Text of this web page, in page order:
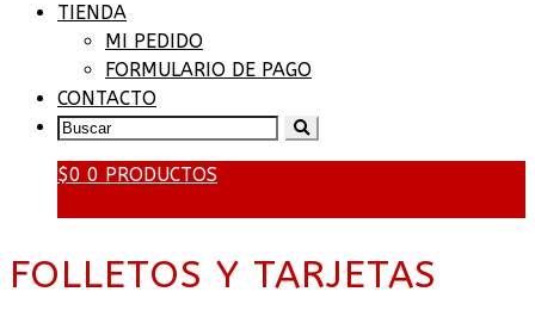
TIENDA
MI PEDIDO
FORMULARIO DE PAGO
CONTACTO
SEARCH
$0 0 PRODUCTOS
FOLLETOS Y TARJETAS